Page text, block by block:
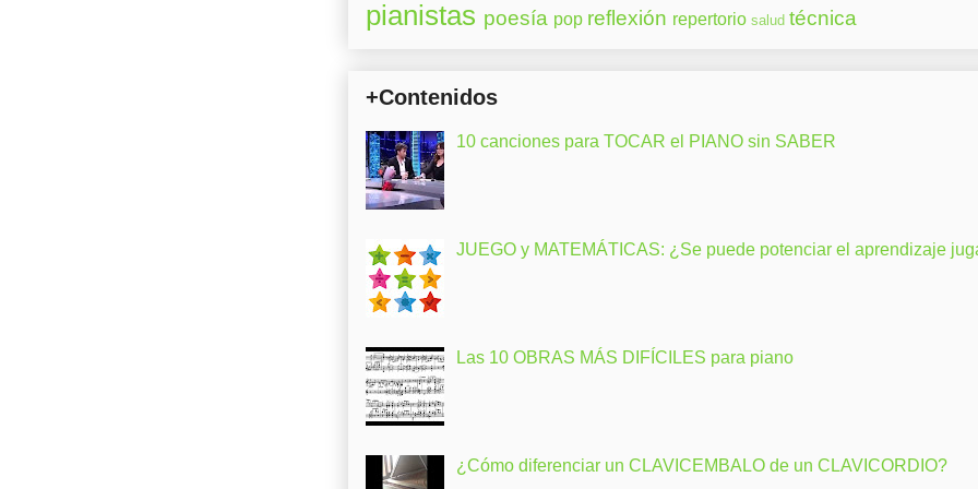
pianistas poesía pop reflexión repertorio salud técnica
+Contenidos
10 canciones para TOCAR el PIANO sin SABER
JUEGO y MATEMÁTICAS: ¿Se puede potenciar el aprendizaje
Las 10 OBRAS MÁS DIFÍCILES para piano
¿Cómo diferenciar un CLAVICEMBALO de un CLAVICORDIO?